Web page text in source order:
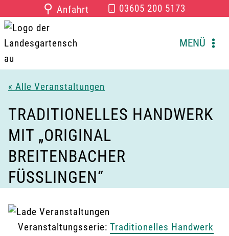
Inhalt
springen
⚲ Anfahrt 03605 200 5173
MENÜ
« Alle Veranstaltungen
TRADITIONELLES HANDWERK
MIT „ORIGINAL
BREITENBACHER
FÜSSLINGEN“
Veranstaltungsserie: Traditionelles Handwerk